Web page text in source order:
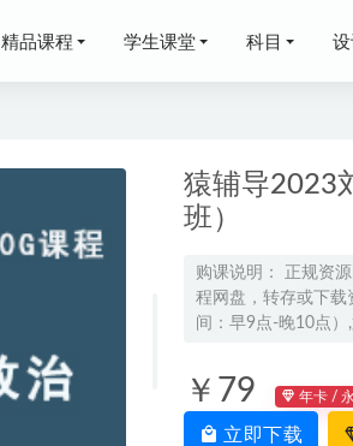
精品课程 学生课堂 科目
猿辅导2023
班）
购课说明： 正规资
程网盘，转存或下载
间：早9点-晚10点）
￥79 年卡 /
立即下载
蜘蛛侠电影全集国语版1-4部百度
【2020-秋】史乐五年级数学教学
2025李博恩高二英语a+秋季班网课
何铮铮2024初三语文暑假班视频